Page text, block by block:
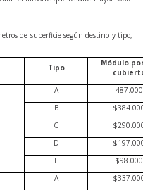
de superficie según destino y tipo,
Tipo
Módulo
A
487.000
B
C
D
E
$98.000
A